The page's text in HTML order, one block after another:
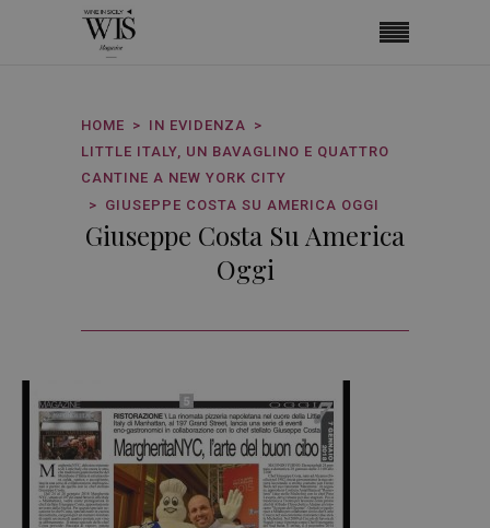
HOME
IN EVIDENZA
LITTLE ITALY, UN BAVAGLINO E QUATTRO
CANTINE A NEW YORK CITY
GIUSEPPE COSTA SU AMERICA OGGI
Giuseppe Costa Su America
Oggi